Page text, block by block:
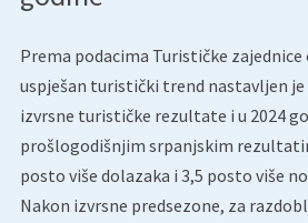
Prema podacima Turističke zajednice
uspješan turistički trend nastavljen
izvrsne turističke rezultate i u 2024
prošlogodišnjim srpanjskim
posto više dolazaka i 3,5 posto više
Nakon izvrsne predsezone, za